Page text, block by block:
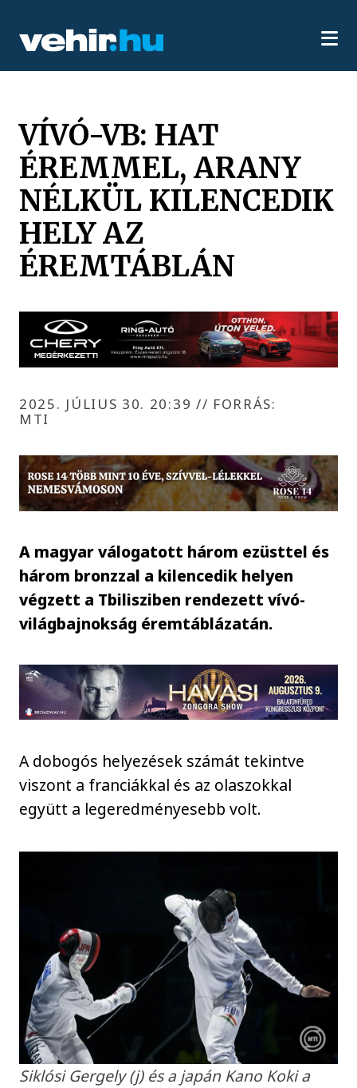
VÍVÓ-VB: HAT
ÉREMMEL, ARANY
NÉLKÜL KILENCEDIK
HELY AZ
ÉREMTÁBLÁN
2025. JÚLIUS 30. 20:39 // FORRÁS:
MTI
A magyar válogatott három ezüsttel és
három bronzzal a kilencedik helyen
végzett a Tbilisziben rendezett vívó-
világbajnokság éremtáblázatán.
A dobogós helyezések számát tekintve
viszont a franciákkal és az olaszokkal
együtt a legeredményesebb volt.
Siklósi Gergely (j) és a japán Kano Koki a